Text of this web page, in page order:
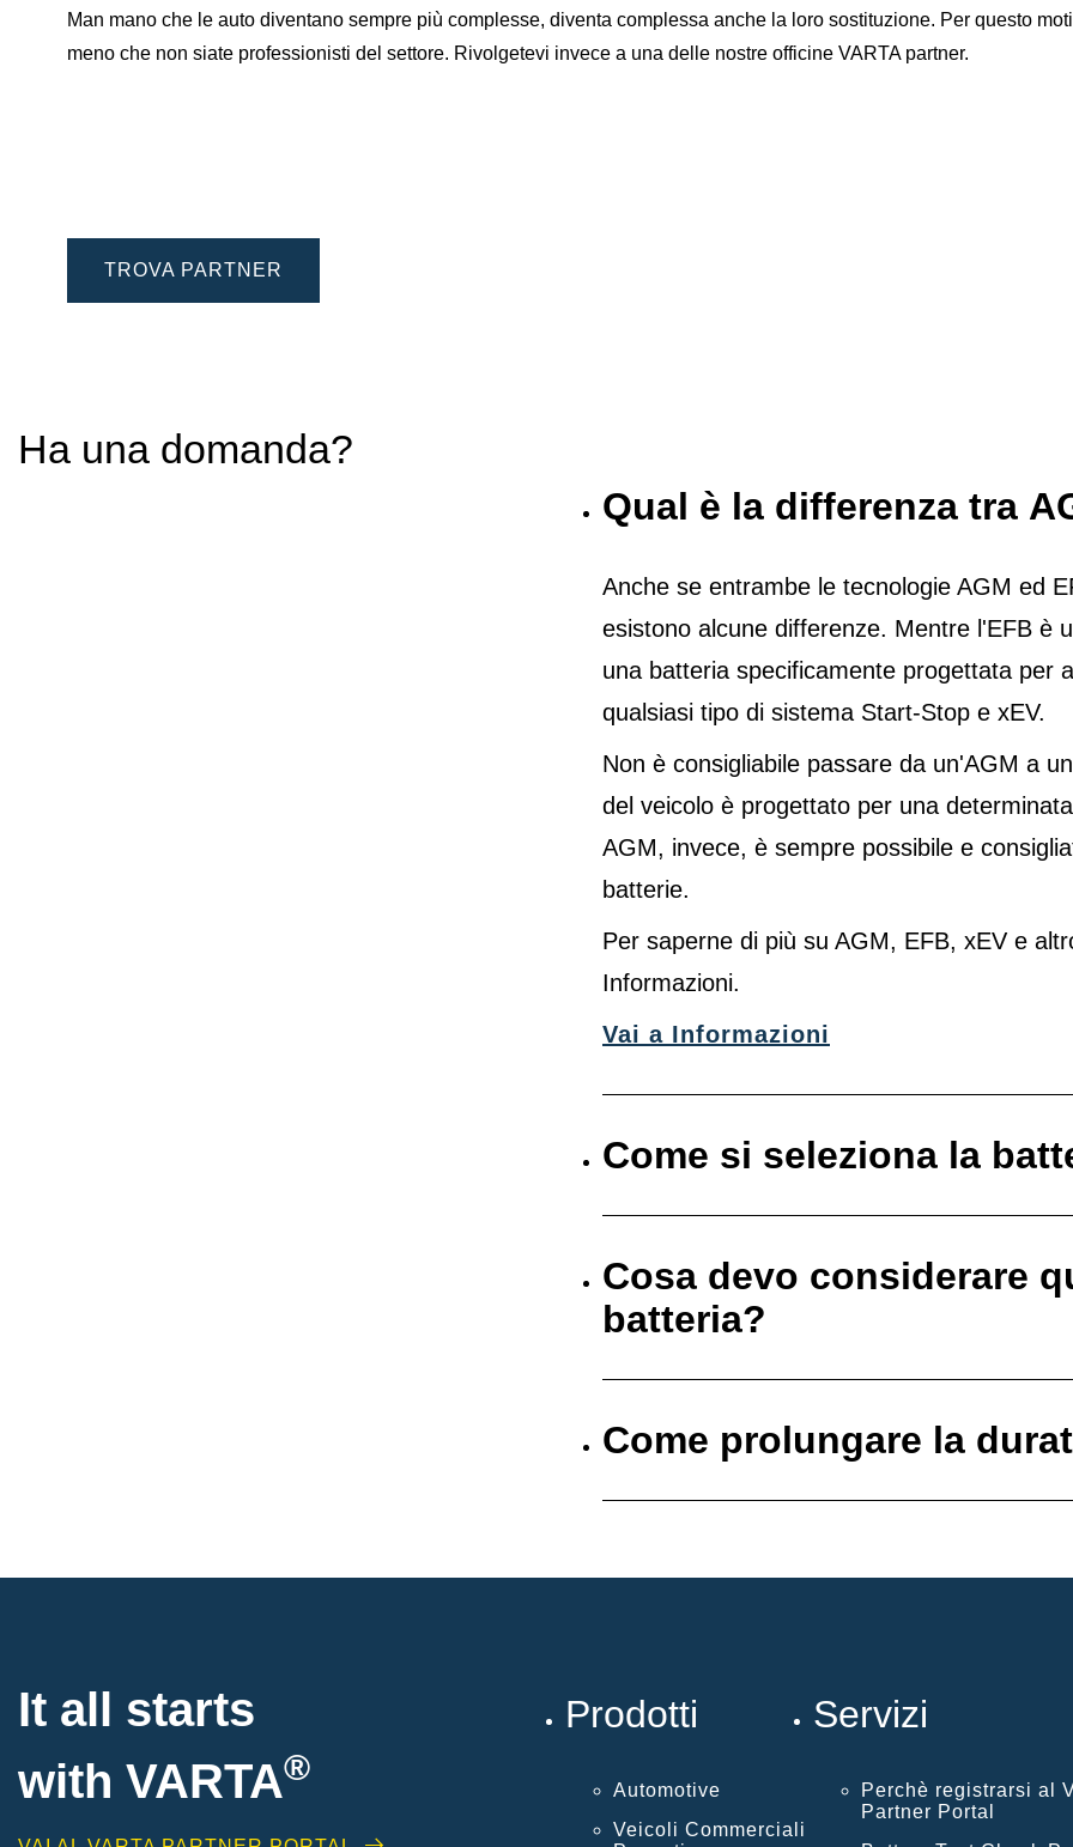
Man mano che le auto diventano sempre più complesse, diventa complessa anche la loro sostituzione. Per questo
meno che non siate professionisti del settore. Rivolgetevi invece a una delle nostre officine VARTA partner.
TROVA PARTNER
Ha una domanda?
Qual è la differenza tra
Anche se entrambe le tecnologie AGM ed
esistono alcune differenze. Mentre l'EFB è
una batteria specificamente progettata per
qualsiasi tipo di sistema Start-Stop e xEV.
Non è consigliabile passare da un'AGM a
del veicolo è progettato per una
AGM, invece, è sempre possibile e
batterie.
Per saperne di più su AGM, EFB, xEV e
Informazioni.
Vai a Informazioni
Come si seleziona la
Cosa devo considerare
batteria?
Come prolungare la
It all starts
with VARTA®
Prodotti
Automotive
Veicoli Commerciali
Servizi
Perchè registrarsi al
Partner Portal